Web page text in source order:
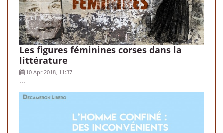
Les figures féminines corses dans la
littérature
10 Apr 2018, 11:37
...